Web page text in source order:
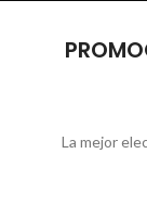
La mejor